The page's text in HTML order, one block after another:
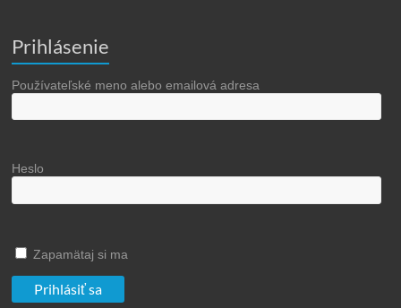
Prihlásenie
Používateľské meno alebo emailová adresa
Heslo
Zapamätaj si ma